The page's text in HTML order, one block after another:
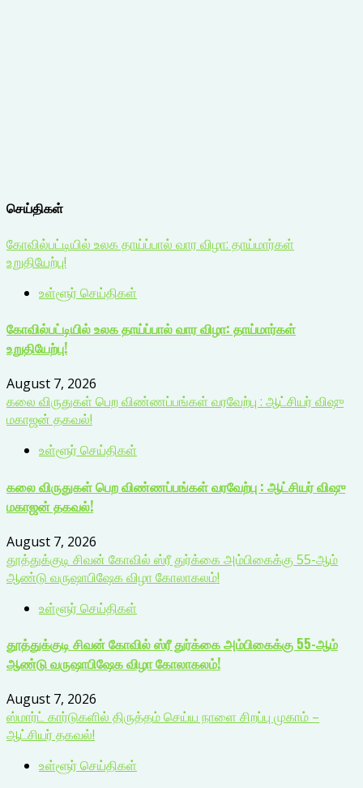
செய்திகள்
கோவில்பட்டியில் உலக தாய்ப்பால் வார விழா: தாய்மார்கள்
உறுதியேற்பு!
உள்ளூர் செய்திகள்
கோவில்பட்டியில் உலக தாய்ப்பால் வார விழா: தாய்மார்கள்
உறுதியேற்பு!
August 7, 2026
கலை விருதுகள் பெற விண்ணப்பங்கள் வரவேற்பு : ஆட்சியர் விஷு
மகாஜன் தகவல்!
உள்ளூர் செய்திகள்
கலை விருதுகள் பெற விண்ணப்பங்கள் வரவேற்பு : ஆட்சியர் விஷு
மகாஜன் தகவல்!
August 7, 2026
தூத்துக்குடி சிவன் கோவில் ஸ்ரீ துர்க்கை அம்பிகைக்கு 55-ஆம்
ஆண்டு வருஷாபிஷேக விழா கோலாகலம்!
உள்ளூர் செய்திகள்
தூத்துக்குடி சிவன் கோவில் ஸ்ரீ துர்க்கை அம்பிகைக்கு 55-ஆம்
ஆண்டு வருஷாபிஷேக விழா கோலாகலம்!
August 7, 2026
ஸ்மார்ட் கார்டுகளில் திருத்தம் செய்ய நாளை சிறப்பு முகாம் –
ஆட்சியர் தகவல்!
உள்ளூர் செய்திகள்